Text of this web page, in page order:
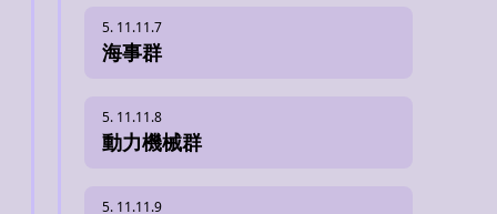
海事群
動力機械群